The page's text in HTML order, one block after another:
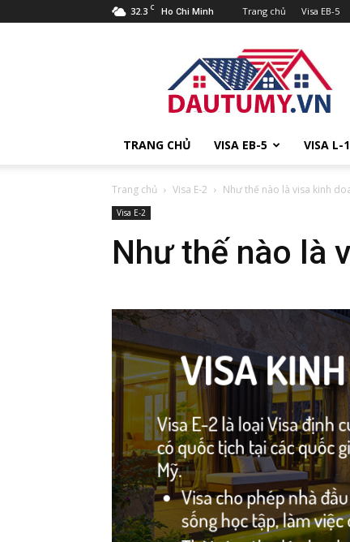
32.3 C Ho Chi Minh Trang chủ Visa EB-5
Mỹ
TRANG CHỦ VISA EB-5 VISA L-
Trang chủ Visa E-2 Như thế nào là visa kinh
Visa E-2
Như thế nào là